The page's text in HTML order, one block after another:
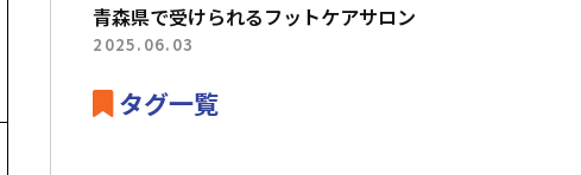
青森県で受けられるフットケアサロン
2025.06.03
タグ一覧